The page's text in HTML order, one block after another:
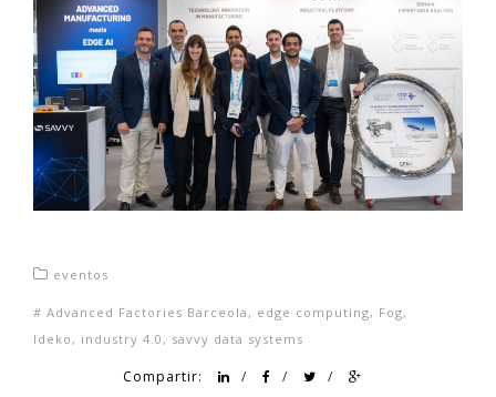
eventos
# Advanced Factories Barceola , edge computing, Fog,
Ideko , industry 4.0 , savvy data systems
Compartir: / / /